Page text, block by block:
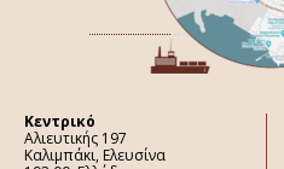
Κεντρικό
Αλιευτικής 197
Καλιμπάκι, Ελευσίνα